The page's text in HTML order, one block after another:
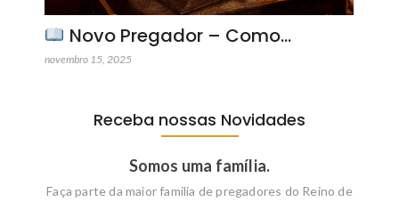
Novo Pregador – Como…
novembro 15, 2025
Receba nossas Novidades
Somos uma família.
Faça parte da maior familia de pregadores do Reino de